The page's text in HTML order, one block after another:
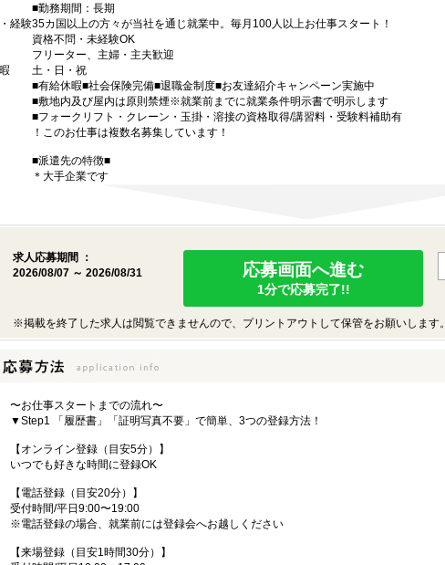
■勤務期間：長期
経験35カ国以上の方々が当社を通じ就業中。毎月100人以上お仕事スタート！
資格不問・未経験OK
フリーター、主婦・主夫歓迎
土・日・祝
■有給休暇■社会保険完備■退職金制度■お友達紹介キャンペーン実施中
■敷地内及び屋内は原則禁煙※就業前までに就業条件明示書で明示します
■フォークリフト・クレーン・玉掛・溶接の資格取得/講習料・受験料補助有
！このお仕事は複数名募集しています！
■派遣先の特徴■
＊大手企業です
求人応募期間 ：
2026/08/07 ～ 2026/08/31
応募画面へ進む
1分で応募完了!!
※掲載を終了した求人は閲覧できませんので、プリントアウトして保管をお願いします。
〜お仕事スタートまでの流れ〜
▼Step1 「履歴書」「証明写真不要」で簡単、3つの登録方法！
【オンライン登録（目安5分）】
いつでも好きな時間に登録OK
【電話登録（目安20分）】
受付時間/平日9:00〜19:00
※電話登録の場合、就業前には登録会へお越しください
【来場登録（目安1時間30分）】